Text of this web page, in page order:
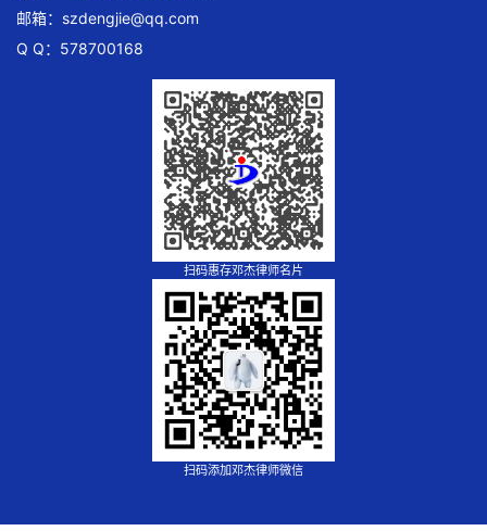
邮箱： szdengjie@qq.com
Q Q：578700168
扫码惠存邓杰律师名片
扫码添加邓杰律师微信